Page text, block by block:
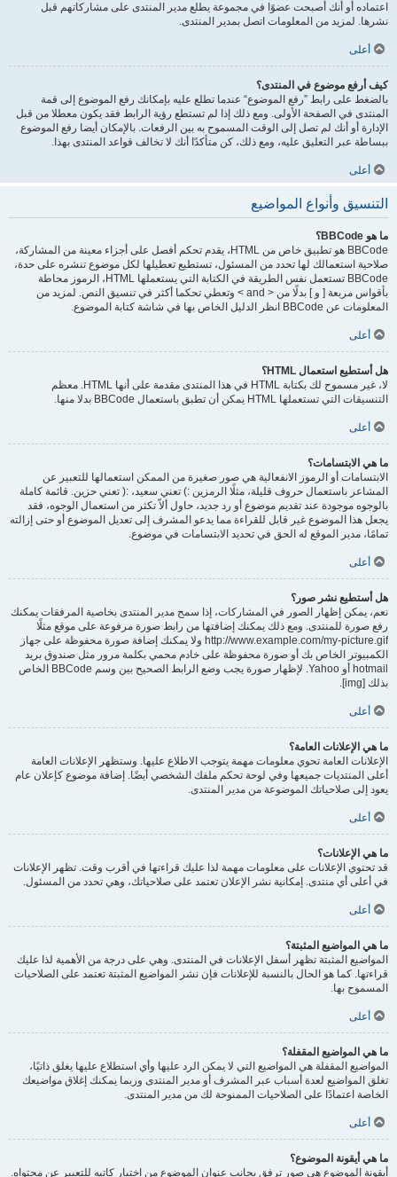
اعتماده أو أنك أصبحت عضوًا في مجموعة يطلع مدير المنتدى على مشاركاتهم قبل
نشرها. لمزيد من المعلومات اتصل بمدير المنتدى.
أعلى
كيف أرفع موضوع في المنتدى؟
بالضغط على رابط ”رفع الموضوع“ عندما تطلع عليه بإمكانك رفع الموضوع إلى قمة
المنتدى في الصفحة الأولى. ومع ذلك إذا لم تستطع رؤية الرابط فقد يكون معطلا من قبل
الإدارة أو أنك لم تصل إلى الوقت المسموح به بين الرفعات. بالإمكان أيضا رفع الموضوع
ببساطة عبر التعليق عليه، ومع ذلك، كن متأكدًا أنك لا تخالف قواعد المنتدى بهذا.
أعلى
التنسيق وأنواع المواضيع
ما هو BBCode؟
BBCode هو تطبيق خاص من HTML، يقدم تحكم أفصل على أجزاء معينة من المشاركة،
صلاحية استعمالك لها تحدد من المسئول، تستطيع تعطيلها لكل موضوع تنشره على حدة،
BBCode تستعمل نفس الطريقة في الكتابة التي يستعملها HTML، الرموز محاطة
بأقواس مربعة [ و ] بدلًا من < and > وتعطي تحكما أكثر في تنسيق النص. لمزيد من
المعلومات عن BBCode انظر الدليل الخاص بها في شاشة كتابة الموضوع.
أعلى
هل أستطيع استعمال HTML؟
لا، غير مسموح لك بكتابة HTML في هذا المنتدى مقدمة على أنها HTML. معظم
التنسيقات التي تستعملها HTML يمكن أن تطبق باستعمال BBCode بدلا منها.
أعلى
ما هي الابتسامات؟
الابتسامات أو الرموز الانفعالية هي صور صغيرة من الممكن استعمالها للتعبير عن
المشاعر باستعمال حروف قليلة، مثلًا الرمزين :) تعني سعيد، :( تعني حزين. قائمة كاملة
بالوجوه موجودة عند تقديم موضوع أو رد جديد، حاول ألاّ تكثر من استعمال الوجوه، فقد
يجعل هذا الموضوع غير قابل للقراءة مما يدعو المشرف إلى تعديل الموضوع أو حتى إزالته
تمامًا، مدير الموقع له الحق في تحديد الابتسامات في موضوع.
أعلى
هل أستطيع نشر صور؟
نعم، يمكن إظهار الصور في المشاركات، إذا سمح مدير المنتدى بخاصية المرفقات يمكنك
رفع صورة للمنتدى. ومع ذلك يمكنك إضافتها من رابط صورة مرفوعة على موقع مثلًا
http://www.example.com/my-picture.gif ولا يمكنك إضافة صورة محفوظة على جهاز
الكمبيوتر الخاص بك أو صورة محفوظة على خادم محمي بكلمة مرور مثل صندوق بريد
hotmail أو Yahoo. لإظهار صورة يجب وضع الرابط الصحيح بين وسم BBCode الخاص
بذلك [img].
أعلى
ما هي الإعلانات العامة؟
الإعلانات العامة تحوي معلومات مهمة يتوجب الاطلاع عليها. وستظهر الإعلانات العامة
أعلى المنتديات جميعها وفي لوحة تحكم ملفك الشخصي أيضًا. إضافة موضوع كإعلان عام
يعود إلى صلاحياتك الموضوعة من مدير المنتدى.
أعلى
ما هي الإعلانات؟
قد تحتوي الإعلانات على معلومات مهمة لذا عليك قراءتها في أقرب وقت. تظهر الإعلانات
في أعلى أي منتدى. إمكانية نشر الإعلان تعتمد على صلاحياتك، وهي تحدد من المسئول.
أعلى
ما هي المواضيع المثبتة؟
المواضيع المثبتة تظهر أسفل الإعلانات في المنتدى. وهي على درجة من الأهمية لذا عليك
قراءتها. كما هو الحال بالنسبة للإعلانات فإن نشر المواضيع المثبتة تعتمد على الصلاحيات
المسموح بها.
أعلى
ما هي المواضيع المقفلة؟
المواضيع المقفلة هي المواضيع التي لا يمكن الرد عليها وأي استطلاع عليها يغلق ذاتيًا،
تغلق المواضيع لعدة أسباب عبر المشرف أو مدير المنتدى وربما يمكنك إغلاق مواضيعك
الخاصة اعتمادًا على الصلاحيات الممنوحة لك من مدير المنتدى.
أعلى
ما هي أيقونة الموضوع؟
أيقونة الموضوع هي صور ترفق بجانب عنوان الموضوع من اختيار كاتبه للتعبير عن محتواه.